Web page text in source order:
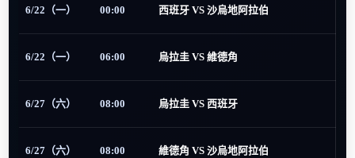
6/22（一） 00:00 西班牙 VS 沙烏地阿拉伯
6/22（一） 06:00 烏拉圭 VS 維德角
6/27（六） 08:00 烏拉圭 VS 西班牙
6/27（六） 08:00 維德角 VS 沙烏地阿拉伯